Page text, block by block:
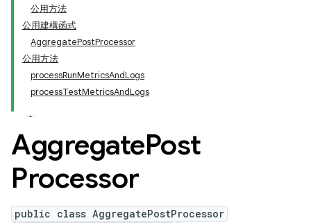
公用方法
公用建構函式
AggregatePostProcessor
公用方法
processRunMetricsAndLogs
processTestMetricsAndLogs
AggregatePost
Processor
public class AggregatePostProcessor